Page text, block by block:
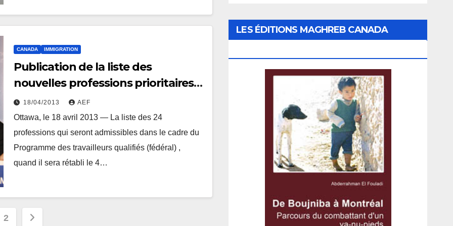
CANADA IMMIGRATION
Publication de la liste des
nouvelles professions prioritaires
et des organisations désignées
pour l’évaluation des diplômes
d’études étrangers dans le cadre
du Programme des travailleurs
qualifiés (fédéral)
18/04/2013 AEF
Ottawa, le 18 avril 2013 — La liste des 24
professions qui seront admissibles dans le cadre du
Programme des travailleurs qualifiés (fédéral) ,
quand il sera rétabli le 4…
2
LES ÉDITIONS MAGHREB CANADA